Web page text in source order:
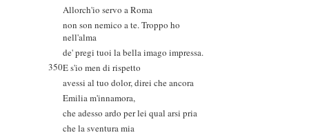
Allorch'io servo a Roma
non son nemico a te. Troppo ho
nell'alma
de' pregi tuoi la bella imago impressa.
350E s'io men di rispetto
avessi al tuo dolor, direi che ancora
Emilia m'innamora,
che adesso ardo per lei qual arsi pria
che la sventura mia